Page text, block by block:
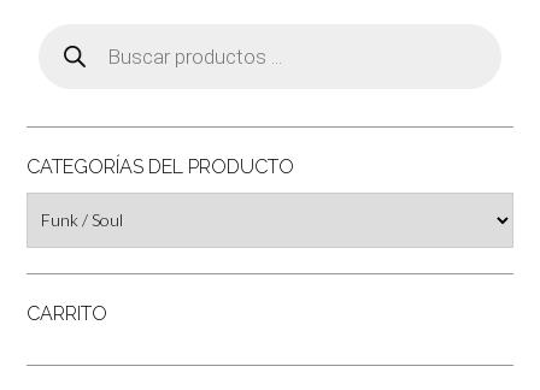
productos
CATEGORÍAS DEL PRODUCTO
CARRITO